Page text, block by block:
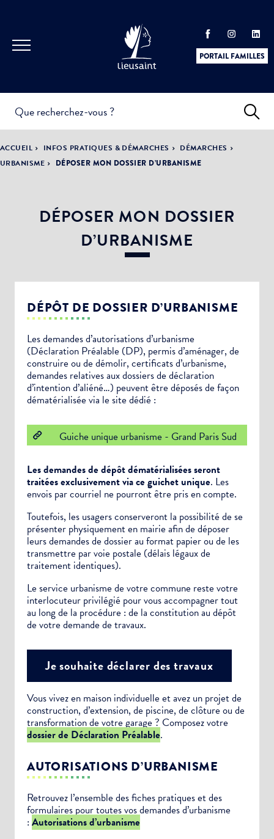
PORTAIL FAMILLES
PRATIQUES &
DÉMARCHES
ACTUALITÉS &
ÉVÈNEMENTS
LA VILLE
DÉMOCRATIE
PARTICIPATIVE
ACCUEIL INFOS PRATIQUES & DÉMARCHES
DÉMARCHES
URBANISME
DÉPOSER MON DOSSIER D’URBANISME
DÉPOSER MON DOSSIER
D’URBANISME
DÉPÔT DE DOSSIER D’URBANISME
Les demandes d’autorisations d’urbanisme
(Déclaration Préalable (DP), permis d’aménager, de
construire ou de démolir, certificats d’urbanisme,
demandes relatives aux dossiers de déclaration
d’intention d’aliéné…) peuvent être déposés de façon
dématérialisée via le site dédié :
Guiche unique urbanisme - Grand Paris Sud
Les demandes de dépôt dématérialisées seront
traitées exclusivement via ce guichet unique. Les
envois par courriel ne pourront être pris en compte.
Toutefois, les usagers conserveront la possibilité de se
présenter physiquement en mairie afin de déposer
leurs demandes de dossier au format papier ou de les
transmettre par voie postale (délais légaux de
traitement identiques).
Le service urbanisme de votre commune reste votre
interlocuteur privilégié pour vous accompagner tout
au long de la procédure : de la constitution au dépôt
de votre demande de travaux.
Je souhaite déclarer des travaux
Vous vivez en maison individuelle et avez un projet de
construction, d’extension, de piscine, de clôture ou de
transformation de votre garage ? Composez votre
dossier de Déclaration Préalable.
AUTORISATIONS D’URBANISME
Retrouvez l’ensemble des fiches pratiques et des
formulaires pour toutes vos demandes d’urbanisme
: Autorisations d’urbanisme